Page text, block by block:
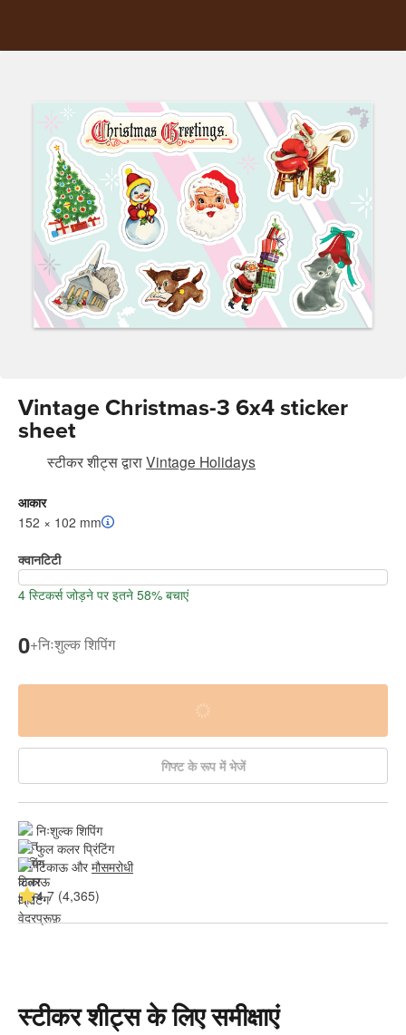
Vintage Christmas-3 6x4 sticker
sheet
स्टीकर शीट्सद्वाराVintage Holidays
आकार
152 × 102 mm
क्वानटिटी
4 स्टिकर्स जोड़ने पर इतने 58% बचाएं
0+निःशुल्क शिपिंग
गिफ्ट के रूप में भेजें
निःशुल्क शिपिंग
फुल कलर प्रिंटिंग
टिकाऊ और मौसमरोधी
4.7 (4,365)
स्टीकर शीट्स के लिए समीक्षाएं